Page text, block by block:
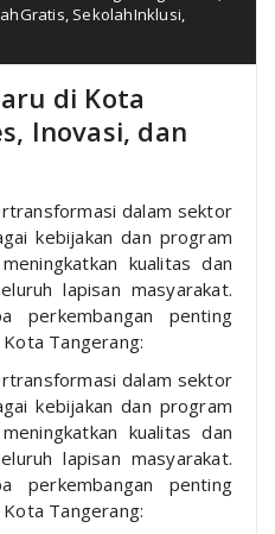
, SekolahInklusi,
di Kota
Inovasi, dan
dalam sektor
kebijakan dan program
kualitas dan
lapisan masyarakat.
perkembangan penting
Tangerang:
dalam sektor
kebijakan dan program
kualitas dan
lapisan masyarakat.
perkembangan penting
Tangerang: